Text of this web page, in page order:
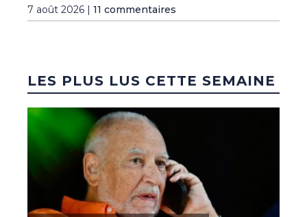
7 août 2026 | 11 commentaires
LES PLUS LUS CETTE SEMAINE